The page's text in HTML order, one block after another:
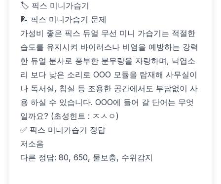
🏷 픽스 미니가습기
📝 픽스 미니가습기 문제
가성비 좋은 픽스 듀얼 무선 미니 가습기는 적절한
습도를 유지시켜 바이러스나 비염을 예방하는 강력
한 듀얼 분사로 풍부한 분무량을 자랑하며, 낙엽소
리 보다 낮은 소리로 OOO 모듈을 탑재해 사무실이
나 독서실, 침실 등 조용한 공간에서도 부담없이 사
용 하실 수 있습니다. OOO에 들어 갈 단어는 무엇
일까요? (초성힌트 : ㅈㅅㅇ)
✅ 픽스 미니가습기 정답
저소음
다른 정답: 80, 650, 물보충, 수위감지